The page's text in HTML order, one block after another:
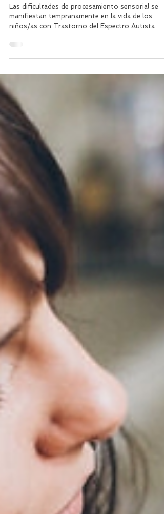
Autismo y problemas de integración
sensorial: Terapia Ocupacional
Las dificultades de procesamiento sensorial se
(TEA) y se presentan entre un 70-95% de los
evaluar el procesamiento sensorial a niños/as
incluso menores de 3 años, en los cuales se
sospecha TEA, es muy importante. En este post
contamos sobre las dificultades para procesar la
información sensorial que pueden presentar los
niños con autismo. ¿